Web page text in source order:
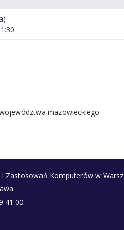
mazowieckiego.
Zastosowań Komputerów w
41 00